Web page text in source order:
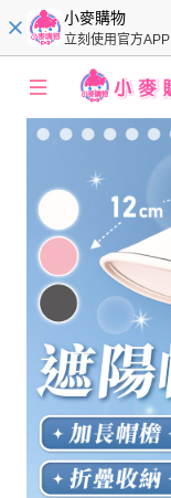
小麥購物
立刻使用官方APP